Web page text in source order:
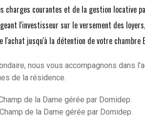
charges courantes et de la gestion locative
l'investisseur sur le versement des
l'achat jusqu'à la détention de votre chambre
nous vous accompagnons dans
de la résidence.
de la Dame gérée par Domidep.
de la Dame gérée par Domidep.